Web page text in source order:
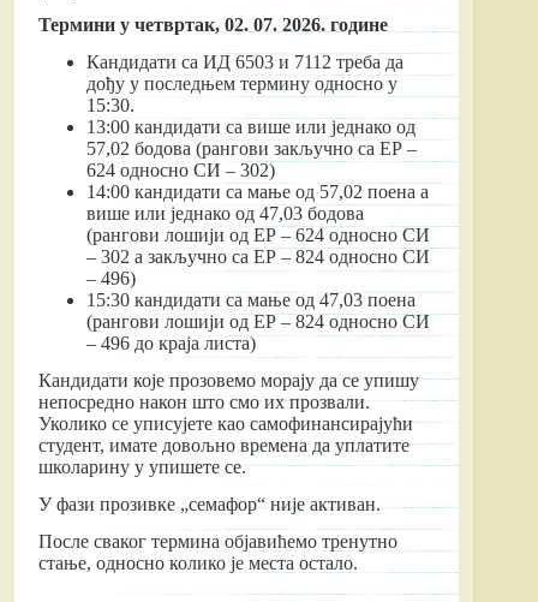
Термини у четвртак, 02. 07. 2026. године
Кандидати са ИД 6503 и 7112 треба да
дођу у последњем термину односно у
15:30.
13:00 кандидати са више или једнако од
57,02 бодова (рангови закључно са ЕР –
624 односно СИ – 302)
14:00 кандидати са мање од 57,02 поена а
више или једнако од 47,03 бодова
(рангови лошији од ЕР – 624 односно СИ
– 302 а закључно са ЕР – 824 односно СИ
– 496)
15:30 кандидати са мање од 47,03 поена
(рангови лошији од ЕР – 824 односно СИ
– 496 до краја листа)
Кандидати које прозовемо морају да се упишу
непосредно након што смо их прозвали.
Уколико се уписујете као самофинансирајући
студент, имате довољно времена да уплатите
школарину у упишете се.
У фази прозивке „семафор“ није активан.
После сваког термина објавићемо тренутно
стање, односно колико је места остало.